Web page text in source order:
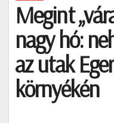
Megint
nagy hó:
az utak
környékén